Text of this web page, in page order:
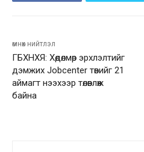
өмнөх нийтлэл
ГБХНХЯ: Хөдөлмөр эрхлэлтийг
дэмжих Jobcenter төвийг 21
аймагт нээхээр төлөвлөж
байна